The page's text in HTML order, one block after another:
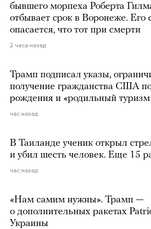
бывшего морпеха Роберта
отбывает срок в Воронеже. Его
опасается, что тот при смерти
2 часа назад
Трамп подписал указы,
получение гражданства США
рождения и «родильный
час назад
В Таиланде ученик открыл
и убил шесть человек. Еще 15
час назад
«Нам самим нужны». Трамп —
о дополнительных ракетах
Украины